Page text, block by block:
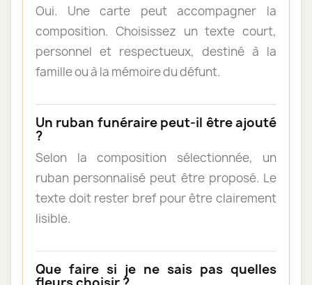
Oui. Une carte peut accompagner la
composition. Choisissez un texte court,
personnel et respectueux, destiné à la
famille ou à la mémoire du défunt.
Un ruban funéraire peut-il être ajouté
?
Selon la composition sélectionnée, un
ruban personnalisé peut être proposé. Le
texte doit rester bref pour être clairement
lisible.
Que faire si je ne sais pas quelles